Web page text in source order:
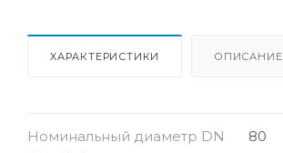
ХАРАКТЕРИСТИКИ ОПИСАНИЕ
Номинальный диаметр DN
80